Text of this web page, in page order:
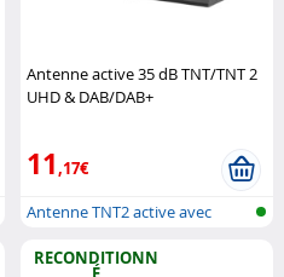
Antenne active 35 dB TNT/TNT 2
UHD & DAB/DAB+
11,17€
Antenne TNT2 active avec
RECONDITIONN